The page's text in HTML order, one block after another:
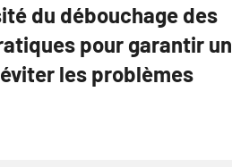
du débouchage des
pour garantir un
les problèmes